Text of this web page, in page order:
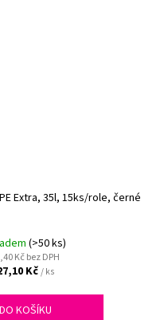
Extra, 35l, 15ks/role, černé
(>50 ks)
Kč bez DPH
Kč/ ks
DO KOŠÍKU